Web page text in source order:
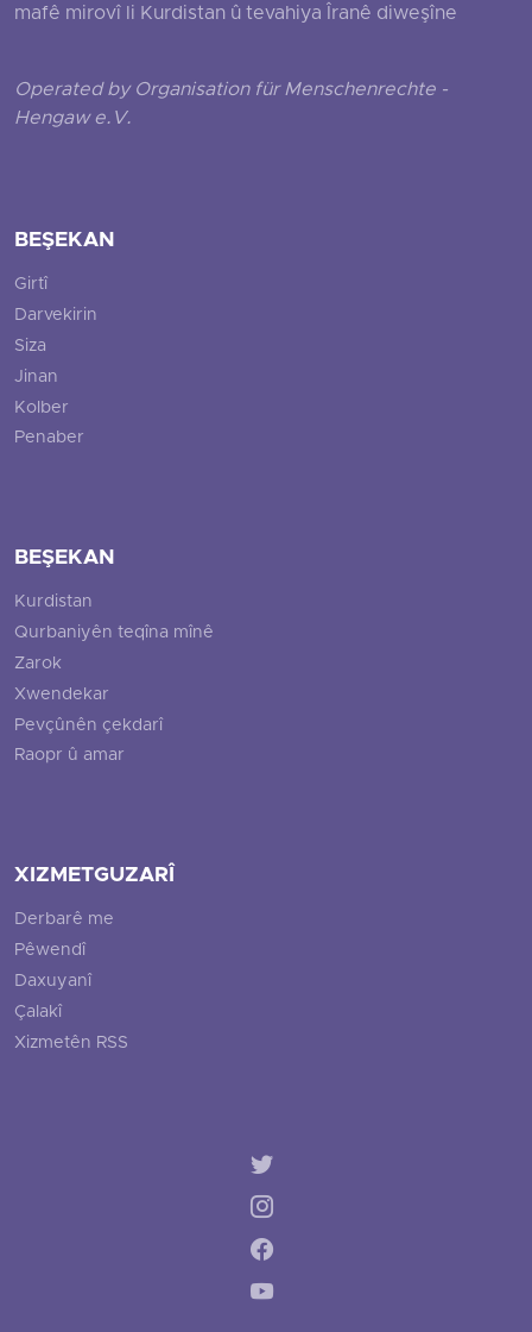
mafê mirovî li Kurdistan û tevahiya Îranê diweşîne
Operated by Organisation für Menschenrechte -
Hengaw e.V.
BEŞEKAN
Girtî
Darvekirin
Siza
Jinan
Kolber
Penaber
BEŞEKAN
Kurdistan
Qurbaniyên teqîna mînê
Zarok
Xwendekar
Pevçûnên çekdarî
Raopr û amar
XIZMETGUZARÎ
Derbarê me
Pêwendî
Daxuyanî
Çalakî
Xizmetên RSS